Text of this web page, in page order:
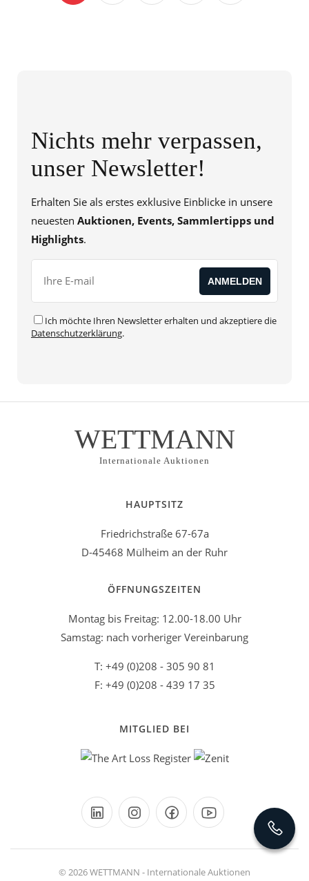
Nichts mehr verpassen,
unser Newsletter!
Erhalten Sie als erstes exklusive Einblicke in unsere
neuesten Auktionen, Events, Sammlertipps und
Highlights.
Ich möchte Ihren Newsletter erhalten und akzeptiere die
Datenschutzerklärung.
WETTMANN
Internationale Auktionen
HAUPTSITZ
Friedrichstraße 67-67a
D-45468 Mülheim an der Ruhr
ÖFFNUNGSZEITEN
Montag bis Freitag: 12.00-18.00 Uhr
Samstag: nach vorheriger Vereinbarung
T: +49 (0)208 - 305 90 81
F: +49 (0)208 - 439 17 35
MITGLIED BEI
© 2026 WETTMANN - Internationale Auktionen